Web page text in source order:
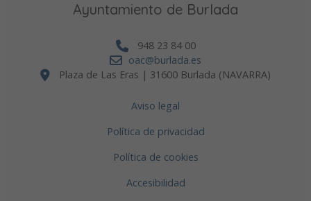
Ayuntamiento de Burlada
948 23 84 00
oac@burlada.es
Plaza de Las Eras | 31600 Burlada (NAVARRA)
Aviso legal
Política de privacidad
Política de cookies
Accesibilidad